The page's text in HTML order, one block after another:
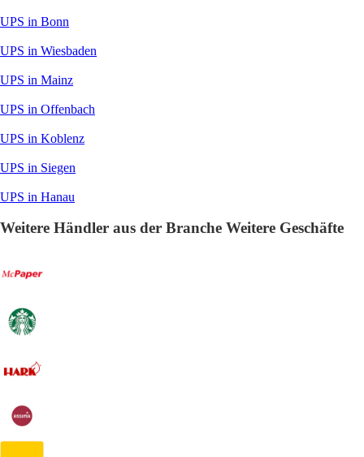
UPS in Bonn
UPS in Wiesbaden
UPS in Mainz
UPS in Offenbach
UPS in Koblenz
UPS in Siegen
UPS in Hanau
Weitere Händler aus der Branche Weitere Geschäfte